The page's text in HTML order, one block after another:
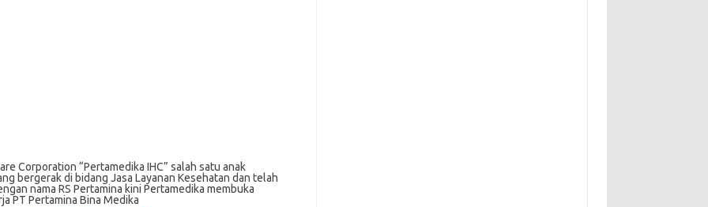
Corporation “Pertamedika IHC” salah satu anak
bergerak di bidang Jasa Layanan Kesehatan dan telah
nama RS Pertamina kini Pertamedika membuka
PT Pertamina Bina Medika